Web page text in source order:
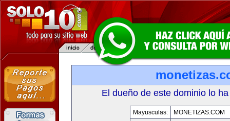
El dueño de este dominio lo
Mayusculas:
MONETIZAS.COM